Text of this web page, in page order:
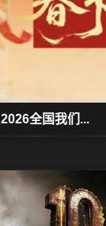
2026全国我们...